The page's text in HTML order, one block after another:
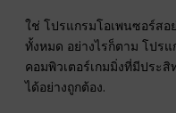
ใช่ โปรแกรมโอเพนซอร์สอ
ทั้งหมด อย่างไรก็ตาม โปร
คอมพิวเตอร์เกมมิ่งที่มีประ
ได้อย่างถูกต้อง.